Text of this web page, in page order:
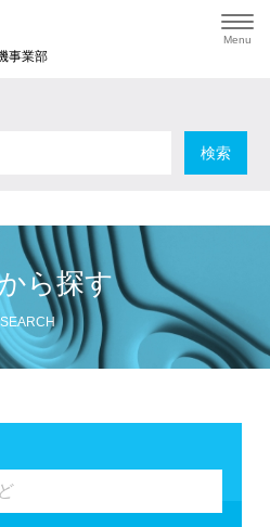
事業部
Menu
ら探す
SEARCH